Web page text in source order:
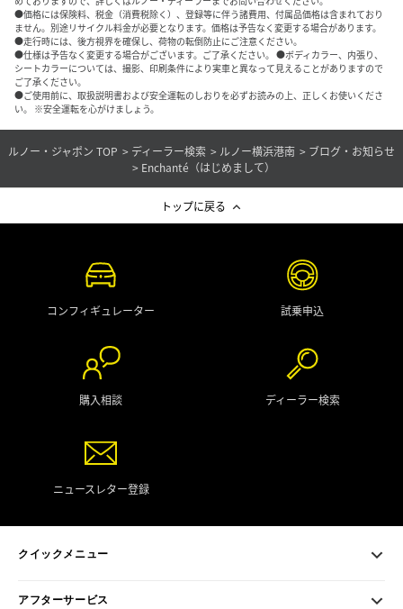
●価格には保険料、税金（消費税除く）、登録等に伴う諸費用、付属品価格は含まれており
ません。別途リサイクル料金が必要となります。価格は予告なく変更する場合があります。
●走行時には、後方視界を確保し、荷物の転倒防止にご注意ください。
●仕様は予告なく変更する場合がございます。ご了承ください。 ●ボディカラー、内張り、
シートカラーについては、撮影、印刷条件により実車と異なって見えることがありますので
ご了承ください。
●ご使用前に、取扱説明書および安全運転のしおりを必ずお読みの上、正しくお使いくださ
い。 ※安全運転を心がけましょう。
ルノー・ジャポン TOP ディーラー検索 ルノー横浜港南
ブログ・お知らせ
Enchanté（はじめまして）
トップに戻る
コンフィギュレーター 試乗申込
購入相談 ディーラー検索
ニュースレター登録
クイックメニュー
アフターサービス